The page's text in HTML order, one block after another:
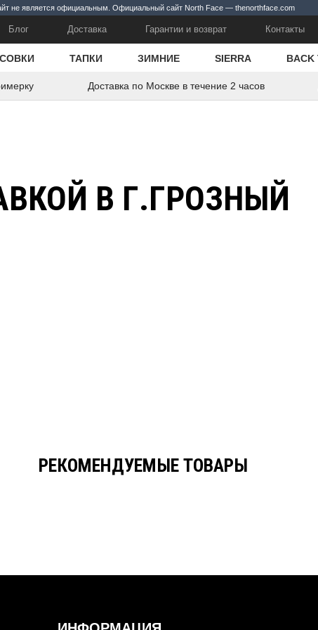
не является официальным. Официальный сайт North Face — thenorthface.com
Блог Доставка Гарантии и возврат Контакты
ТАПКИ ЗИМНИЕ SIERRA BACK
Доставка по Москве в течение 2 часов
В Г.ГРОЗНЫЙ
РЕКОМЕНДУЕМЫЕ ТОВАРЫ